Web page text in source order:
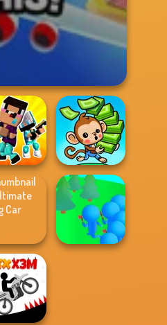
vs Pro
Mini Monkey Mart
Flying
Car